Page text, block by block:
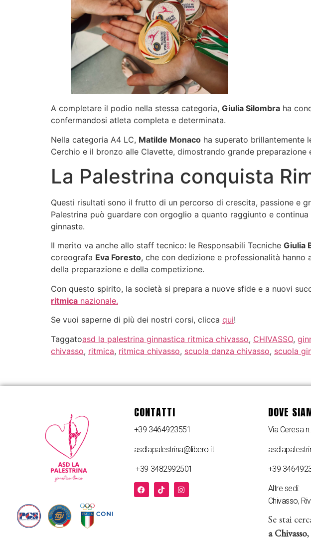
A completare il podio nella stessa categoria, Giulia Silombra ha
confermandosi atleta completa e determinata.
Nella categoria A4 LC, Matilde Monaco ha superato brillantemente
Cerchio e il bronzo alle Clavette, dimostrando grande preparazione
La Palestrina conquista
Questi risultati sono il frutto di un percorso di crescita, passione e
Palestrina può guardare con orgoglio a quanto raggiunto e
ginnaste.
Il merito va anche allo staff tecnico: le Responsabili Tecniche Giulia
coreografa Eva Foresto, che con dedizione e professionalità
della preparazione e della competizione.
Con questo spirito, la società si prepara a nuove sfide e a nuovi
ritmica nazionale.
Se vuoi saperne di più dei nostri corsi, clicca qui!
Taggatoasd la palestrina ginnastica ritmica chivasso, CHIVASSO,
chivasso, ritmica, ritmica chivasso, scuola danza chivasso, scuola
CONTATTI
+39 3464923551
asdlapalestrina@libero.it
+39 3482992501
DOVE
Via Ceresa
+39
Altre sedi:
Chivasso,
Se stai
a Chivasso,